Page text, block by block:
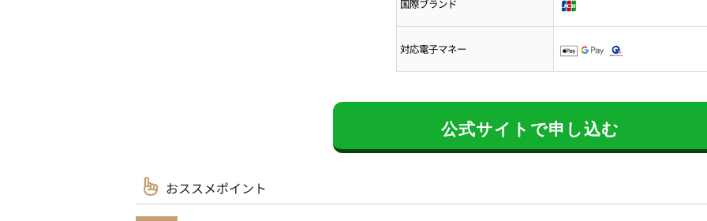
国際ブランド
対応電子マネー
公式サイトで申し込む
おススメポイント